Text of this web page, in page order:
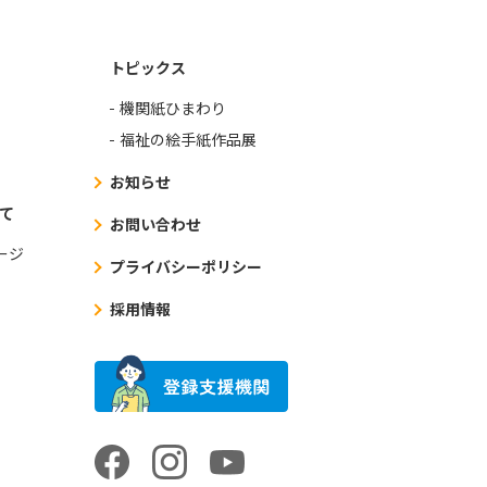
ジ
トピックス
機関紙ひまわり
福祉の絵手紙作品展
お知らせ
お問い合わせ
プライバシーポリシー
採用情報